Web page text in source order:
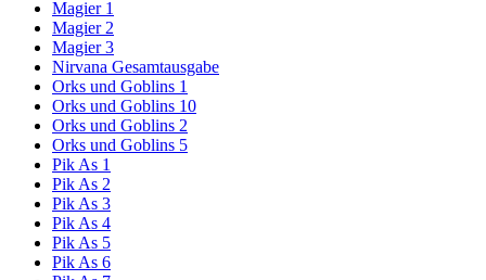
Magier 1
Magier 2
Magier 3
Nirvana Gesamtausgabe
Orks und Goblins 1
Orks und Goblins 10
Orks und Goblins 2
Orks und Goblins 5
Pik As 1
Pik As 2
Pik As 3
Pik As 4
Pik As 5
Pik As 6